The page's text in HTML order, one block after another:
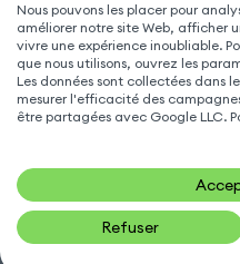
Nous pouvons les placer pour
améliorer notre site Web, afficher
vivre une expérience inoubliable.
que nous utilisons, ouvrez les
Les données sont collectées dans
mesurer l'efficacité des
être partagées avec Google LLC.
Refuser